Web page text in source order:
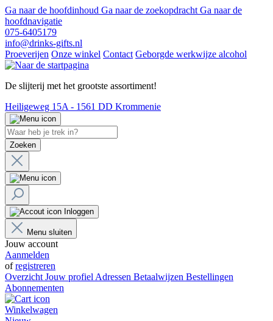
Ga naar de hoofdinhoud Ga naar de zoekopdracht Ga naar de
hoofdnavigatie
075-6405179
info@drinks-gifts.nl
Proeverijen Onze winkel Contact Geborgde werkwijze alcohol
De slijterij met het grootste assortiment!
Heiligeweg 15A - 1561 DD Krommenie
Zoeken
Inloggen
Menu sluiten
Jouw account
Aanmelden
ofregistreren
Overzicht Jouw profiel Adressen Betaalwijzen Bestellingen
Abonnementen
Winkelwagen